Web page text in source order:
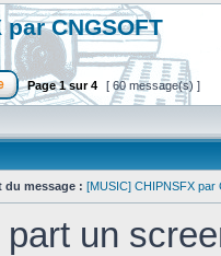
par CNGSOFT
Page1sur4 [ 60 message(s) ]
du message : [MUSIC] CHIPNSFX par
part un